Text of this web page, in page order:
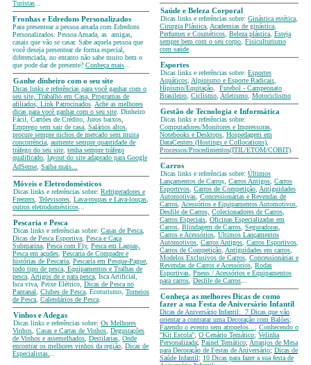
Turistas
Fronhas e Edredons Personalizados
Para presentear a pessoa amada com Edredons
Personalizados: Pessoa Amada, as amigas,
casais que vão se casar. Sabe aquela pessoa que
você deseja presentear de forma especial,
diferenciada, no entanto não sabe muito bem o
que pode dar de presente? Conheça mais
Ganhe dinheiro com o seu site
Dicas links e referências para você ganhar com o
seu site, Trabalho em Casa, Programas de
afiliados, Link Patrocinados Ache as melhores
dicas para você ganhar com o seu site . Dinheiro
Fácil, Cartões de Crédito, Juros baixos,
Emprego sem sair de casa Salários altos
procure sempre nichos de mercado sem muita
concorrência aumente sempre quantidade de
tráfego do seu site tenha sempre tráfego
qualificado layout do site adaptado para Google
AdSense, Saiba mais...
Móveis e Eletrodomésticos
Dicas links e referências sobre: Refrigeradores e
Freezers Televisores Lava-roupas e Lava-louças
outros eletrodomésticos
Pescaria e Pesca
Dicas links e referências sobre: Casas de Pesca
Dicas de Pesca Esportiva Pesca e Caça
Submarina Pesca com Fly, Pesca em Lagoas,
Pesca em açudes Pescaria de Compadre e
histórias de Pescaria Pescaria em Pesque-Pague
todo tipo de pesca Equipamentos e Tralhas de
pesca Artigos de e para pesca , Isca Artificial,
Isca viva, Peixe Elétrico, Dicas de Pesca no
Pantanal
Clubes de Pesca , Ecoturismo, Torneios
de Pesca Calendários de Pesca
Vinhos e Adegas
Dicas links e referências sobre: Os Melhores
Vinhos Casas e Cartas de Vinhos Degustações
de Vinhos e assemelhados Destilarias Onde
encontrar os melhores vinhos da região Dicas de
Especialistas.
Saúde e Beleza Corporal
Dicas links e referências sobre: Ginástica estética
Cirurgia Plástica Academias de ginástica
Perfumes e Cosméticos Beleza plástica Esteja
sempre bem com o seu corpo Fisiculturismo
com saúde
Esportes
Dicas links e referências sobre: Esportes
Aquáticos Alpinismo e Esporte Radicais
Hipismo/Equitação
Futebol - Campeonato
Brasileiro Ciclismo Atletismo Motociclismo
Gestão de Tecnologia e Informática
Dicas links e referências sobre:
Computadores/Monitores e Impressoras
Notebooks e Desktops Hospedagem em
DataCenters (Hostings e Collocations)
Processos/Procedimentos(ITIL/ETOM/COBIT)
Carros
Dicas links e referências sobre: Últimos
Lançamentos de Carros, Carros Antigos Carros
Esportivos Carros de Competição Antiguidades
Automotivas Concessionárias e Revendas de
Carros Acessórios e Equipamentos Automotivos
Desfile de Carros, Colecionadores de Carros
Carros Especiais Oficinas Especializadas em
Carros Blindagem de Carros Seguradoras
Carros e Acessórios Últimos Lançamentos
Automotivos Carros Antigos Carros Esportivos
Carros de Competição Antiguidades em carros
Modelos Exclusivos de Carros Concessionárias e
Revendas de Carros e Acessórios Rodas
Esportivas Pneus / Acessórios e Equipamentos
para carros Desfile de Carros
Conheça as melhores Dicas de como
fazer a sua Festa de Aniversário Infantil
Dicas de Aniversário Infantil: 7 Dicas que vão
orientar a contratar uma Decoração com Balões;
Fazendo o evento sem atropelos... ; Conhecendo o
"Kit Escola"; O Cenário Temático; Velinha
Personalizada; Painel Temático; Arranjos de Mesa
para Decoração de Festas de Aniversário; Dicas de
Saúde Infantil; 10 Dicas para fazer a sua festa de